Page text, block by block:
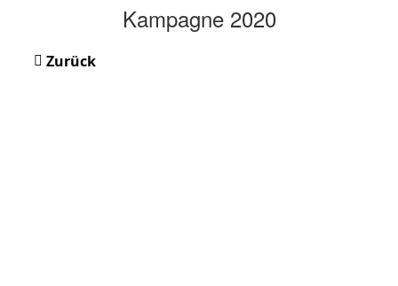
Kampagne 2020
Zurück